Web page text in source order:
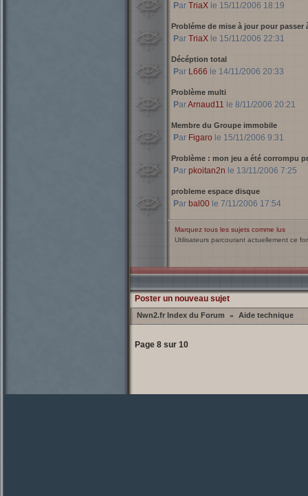
Par TriaXle 15/11/2006 18:19
Probléme de mise à jour pour passer
Par TriaXle 15/11/2006 22:31
Décéption total
Par L666 le 14/11/2006 20:33
Problème multi
ParArnaud11 le 8/11/2006 20:21
Membre du Groupe immobile
Par Figaro le 15/11/2006 9:31
Problème : mon jeu a été corrompu
Par pkoitan2n le 13/11/2006 7:25
probleme espace disque
Par bal00le 7/11/2006 17:54
Marquez tous les sujets comme lus
Utilisateurs parcourant actuellement ce
Poster un nouveau sujet
Nwn2.fr Index du Forum » Aide technique
Page 8sur 10